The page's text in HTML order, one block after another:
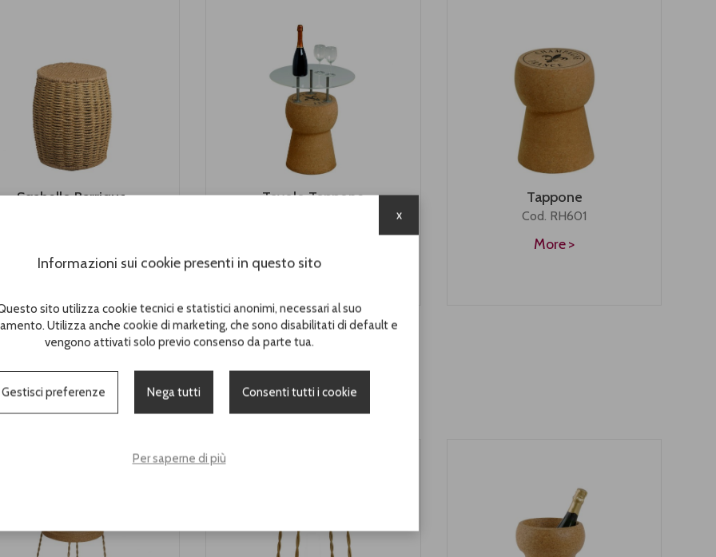
Sgabello Barrique Tavolo Tappone Tappone
Cod. RH601
More
Informazioni sui cookie presenti in questo sito
sito utilizza cookie tecnici e statistici anonimi, necessari al suo
Utilizza anche cookie di marketing, che sono disabilitati di default e
vengono attivati solo previo consenso da parte tua.
Gestisci preferenze Nega tutti Consenti tutti i cookie
Per saperne di più
x